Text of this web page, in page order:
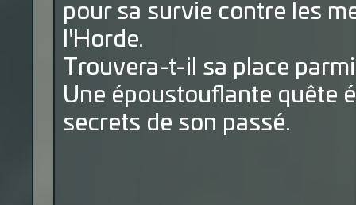
pour sa survie contre les
l'Horde.
Trouvera-t-il sa place
Une époustouflante quête
secrets de son passé.